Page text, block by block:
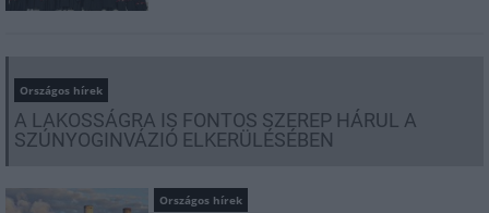
Országos hírek
A LAKOSSÁGRA IS FONTOS SZEREP HÁRUL A
SZÚNYOGINVÁZIÓ ELKERÜLÉSÉBEN
Országos hírek